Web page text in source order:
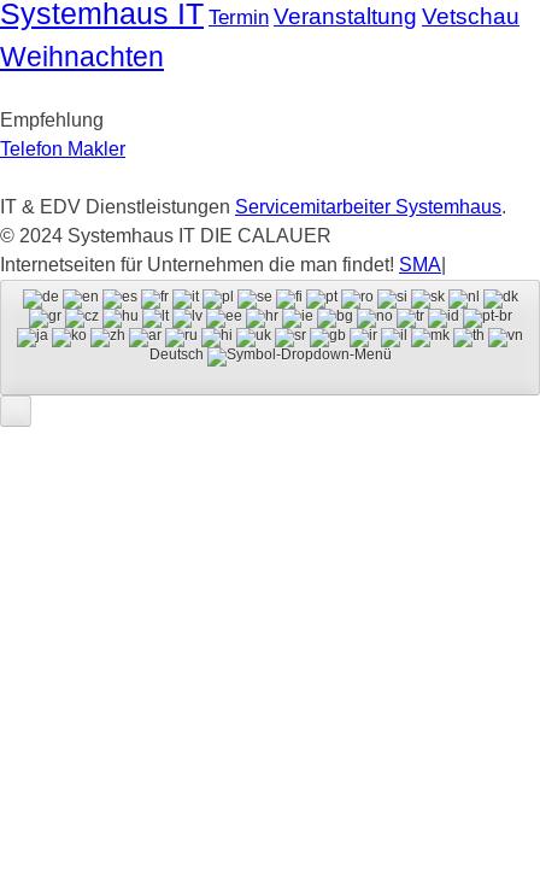
Systemhaus IT Termin Veranstaltung Vetschau
Weihnachten
Empfehlung
Telefon Makler
IT & EDV Dienstleistungen Servicemitarbeiter Systemhaus.
© 2024 Systemhaus IT DIE CALAUER
Internetseiten für Unternehmen die man findet! SMA
Deutsch